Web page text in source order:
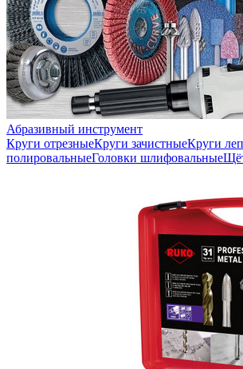
Абразивный инструмент
Круги отрезныеКруги зачистныеКруги
полировальныеГоловки шлифовальные